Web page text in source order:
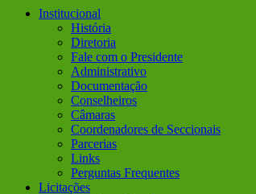
Institucional
História
Diretoria
Fale com o Presidente
Administrativo
Documentação
Conselheiros
Câmaras
Coordenadores de Seccionais
Parcerias
Links
Perguntas Frequentes
Licitações